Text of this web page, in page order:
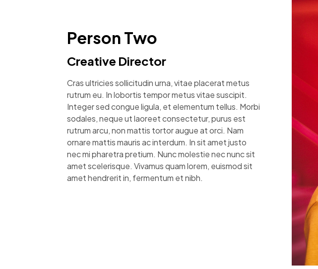
Person Two
Creative Director
Cras ultricies sollicitudin urna, vitae placerat metus
rutrum eu. In lobortis tempor metus vitae suscipit.
Integer sed congue ligula, et elementum tellus. Morbi
sodales, neque ut laoreet consectetur, purus est
rutrum arcu, non mattis tortor augue at orci. Nam
ornare mattis mauris ac interdum. In sit amet justo
nec mi pharetra pretium. Nunc molestie nec nunc sit
amet scelerisque. Vivamus quam lorem, euismod sit
amet hendrerit in, fermentum et nibh.